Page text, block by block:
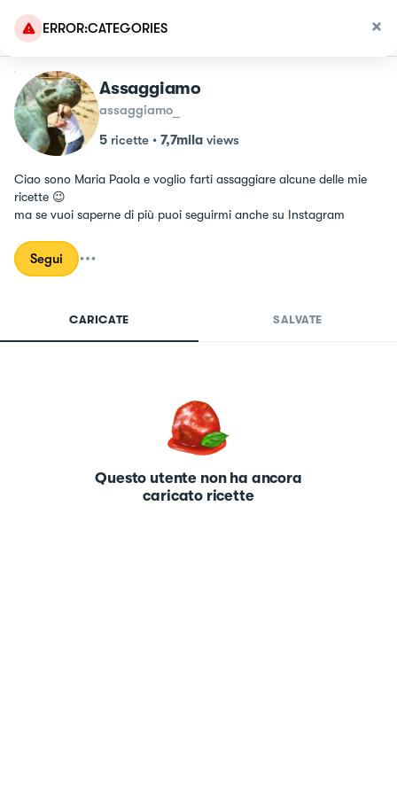
ERROR:CATEGORIES
Assaggiamo
assaggiamo_
5 ricette • 7,7mila views
Ciao sono Maria Paola e voglio farti assaggiare alcune delle mie
ricette 😉
ma se vuoi saperne di più puoi seguirmi anche su Instagram
Segui
CARICATE SALVATE
Questo utente non ha ancora
caricato ricette